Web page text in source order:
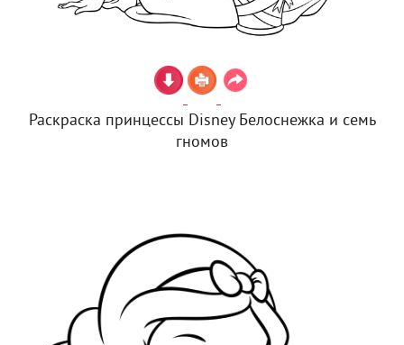
Раскраска принцессы Disney Белоснежка и семь
гномов